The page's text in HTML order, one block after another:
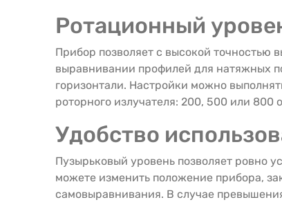
Ротационный
Прибор позволяет с высокой точностью
выравнивании профилей для натяжных
горизонтали. Настройки можно
роторного излучателя: 200, 500 или 800
Удобство
Пузырьковый уровень позволяет ровно
можете изменить положение прибора,
самовыравнивания. В случае